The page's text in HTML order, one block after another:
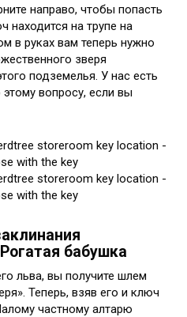
направо, чтобы попасть
находится на трупе на
в руках вам теперь нужно
зверя
подземелья. У нас есть
вопросу, если вы
бабушка
льва, вы получите шлем
Теперь, взяв его и ключ
частному алтарю